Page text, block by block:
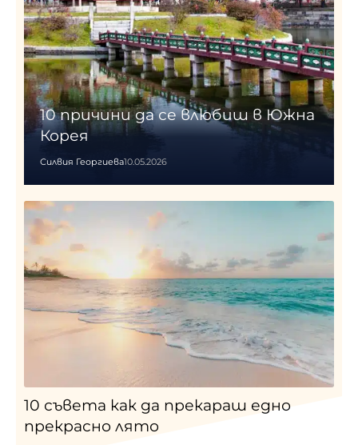
10 причини да се влюбиш в Южна
Корея
Силвия Георгиева10.05.2026
10 съвета как да прекараш едно
прекрасно лято